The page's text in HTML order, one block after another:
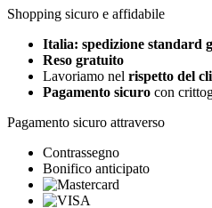
Shopping sicuro e affidabile
Italia: spedizione standard
Reso gratuito
Lavoriamo nel rispetto del
Pagamento sicuro con
Pagamento sicuro attraverso
Contrassegno
Bonifico anticipato